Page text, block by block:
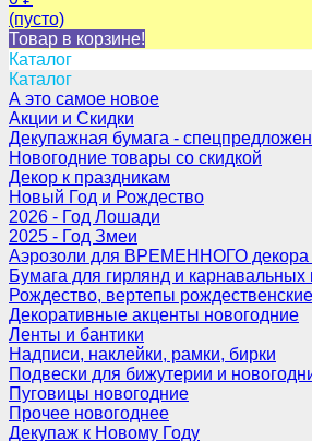
(пусто)
Товар в корзине!
Каталог
Каталог
А это самое новое
Акции и Скидки
Декупажная бумага -
Новогодние товары со скидкой
Декор к праздникам
Новый Год и Рождество
2026 - Год Лошади
2025 - Год Змеи
Аэрозоли для ВРЕМЕННОГО декора
Бумага для гирлянд и карнавальных
Рождество, вертепы рождественские
Декоративные акценты новогодние
Ленты и бантики
Надписи, наклейки, рамки, бирки
Подвески для бижутерии и
Пуговицы новогодние
Прочее новогоднее
Декупаж к Новому Году